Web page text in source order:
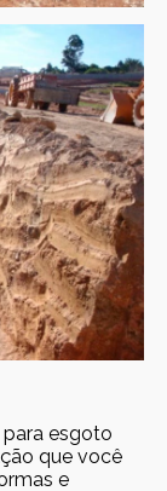
esgoto
que você
e